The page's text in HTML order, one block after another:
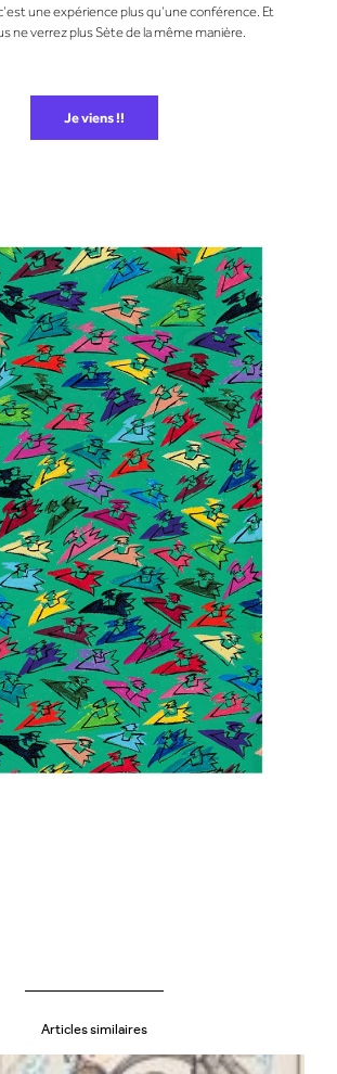
une expérience plus qu’une conférence. Et
ne verrez plus Sète de la même manière.
Je viens !!
Articles similaires